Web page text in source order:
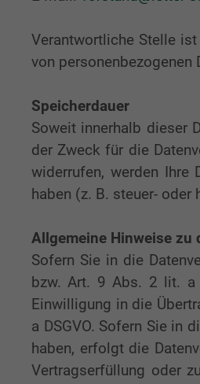
Verantwortliche Stelle
von personenbezogenen
Speicherdauer
Soweit innerhalb dieser
der Zweck für die
widerrufen, werden Ihre
haben (z. B. steuer-
Allgemeine Hinweise zu
Sofern Sie in die
bzw. Art. 9 Abs. 2 lit. a
Einwilligung in die
a DSGVO. Sofern Sie in
haben, erfolgt die
Vertragserfüllung oder